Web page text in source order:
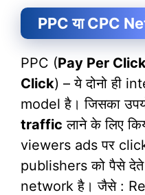
PPC या CPC
PPC (Pay Per Click
Click) – ये दोनो ही
model है। जिसका
traffic लाने के लिए
viewers ads पर
publishers को पैसे
network है। जैसे :